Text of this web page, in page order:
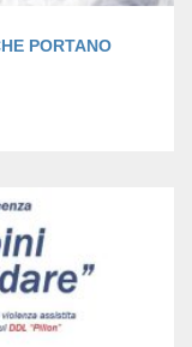
PORTANO